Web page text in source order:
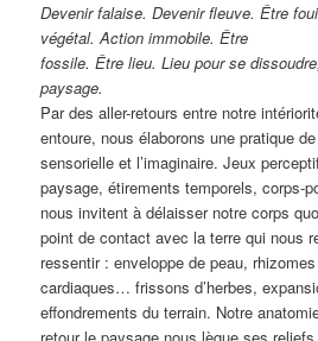
Devenir falaise. Devenir fleuve. Être
végétal. Action immobile. Être
fossile. Être lieu. Lieu pour se
paysage.
Par des aller-retours entre notre
entoure, nous élaborons une pratique
sensorielle et l’imaginaire. Jeux
paysage, étirements temporels, corps-
nous invitent à délaisser notre corps
point de contact avec la terre qui nous
ressentir : enveloppe de peau,
cardiaques… frissons d’herbes,
effondrements du terrain. Notre